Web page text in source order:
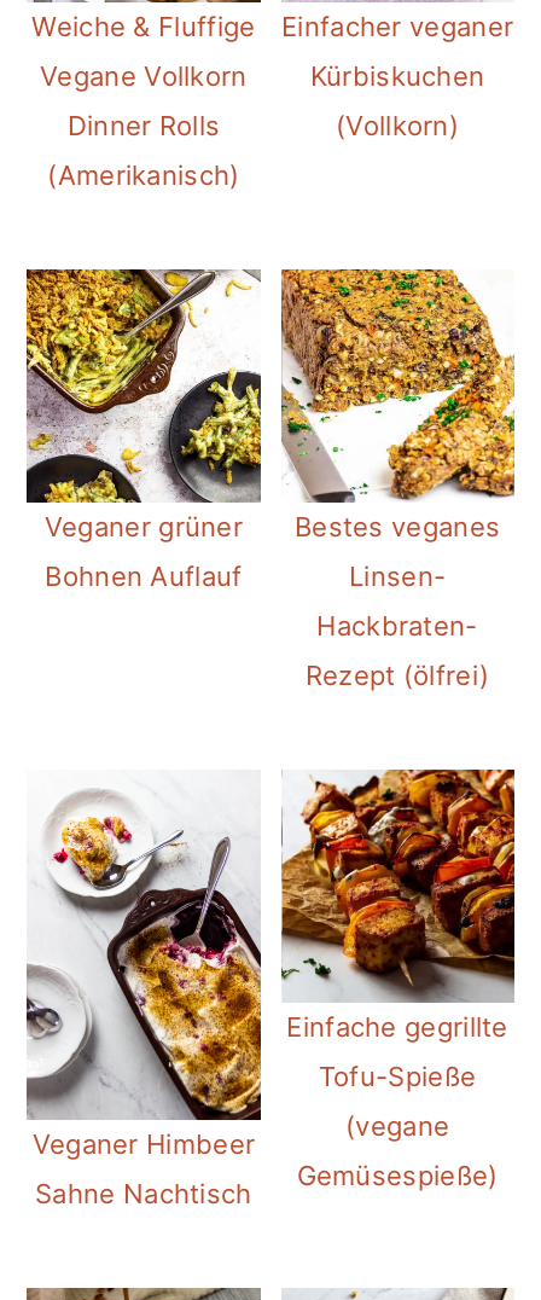
Weiche & Fluffige
Vegane Vollkorn
Dinner Rolls
(Amerikanisch)
Einfacher veganer
Kürbiskuchen
(Vollkorn)
Veganer grüner
Bohnen Auflauf
Bestes veganes
Linsen-
Hackbraten-
Rezept (ölfrei)
Veganer Himbeer
Sahne Nachtisch
Einfache gegrillte
Tofu-Spieße
(vegane
Gemüsespieße)